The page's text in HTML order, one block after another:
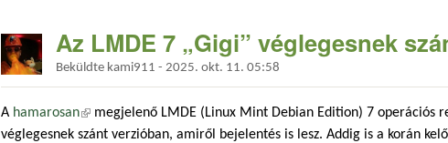
Az LMDE 7 „Gigi” véglegesnek
Beküldte kami911 - 2025. okt. 11. 05:58
A hamarosan(külső hivatkozás)
megjelenő LMDE (Linux Mint Debian Edition) 7 operációs
véglegesnek szánt verzióban, amiről bejelentés is lesz. Addig is a korán